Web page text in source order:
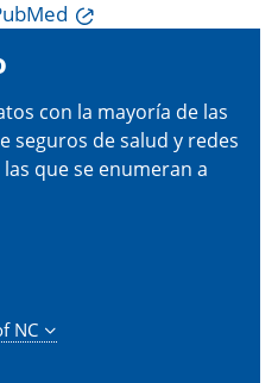
con la mayoría de las
seguros de salud y redes
que se enumeran a
NC